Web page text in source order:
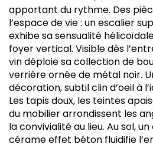
apportant du rythme. Des
l’espace de vie : un escalier
exhibe sa sensualité
foyer vertical. Visible dès
vin déploie sa collection de
verrière ornée de métal noir.
décoration, subtil clin d’oeil à
Les tapis doux, les teintes
du mobilier arrondissent les
la convivialité au lieu. Au sol,
cérame effet béton fluidifie